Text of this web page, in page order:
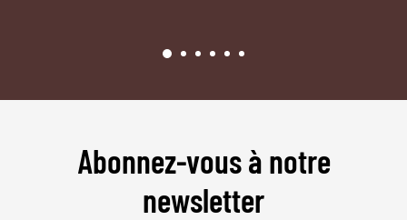
Abonnez-vous à notre
newsletter